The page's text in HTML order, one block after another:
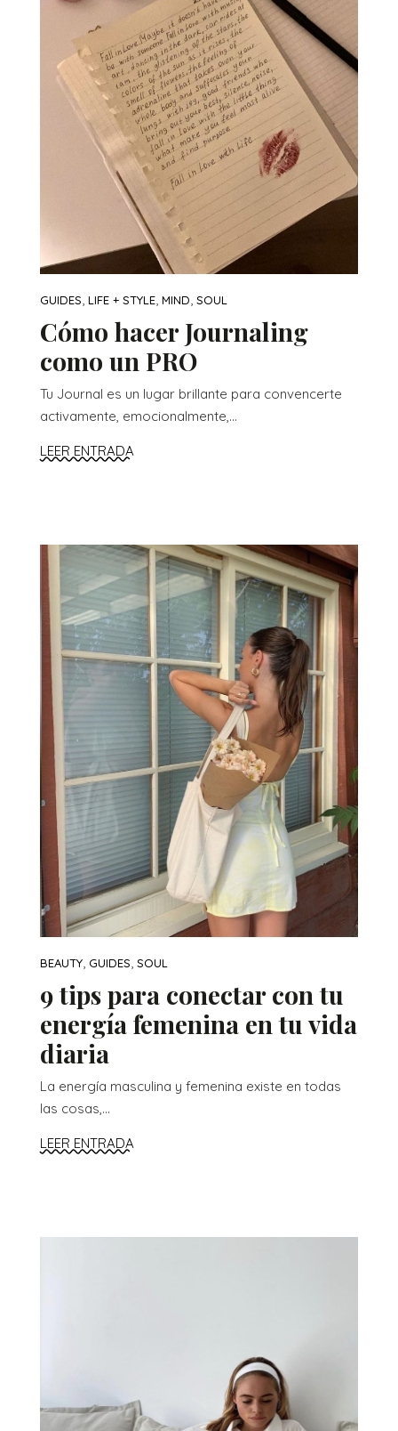
GUIDES, LIFE + STYLE, MIND, SOUL
Cómo hacer Journaling
como un PRO
Tu Journal es un lugar brillante para convencerte
activamente, emocionalmente,...
LEER ENTRADA
BEAUTY GUIDES SOUL
9 tips para conectar con tu
energía femenina en tu vida
diaria
La energía masculina y femenina existe en todas
las cosas,...
LEER ENTRADA